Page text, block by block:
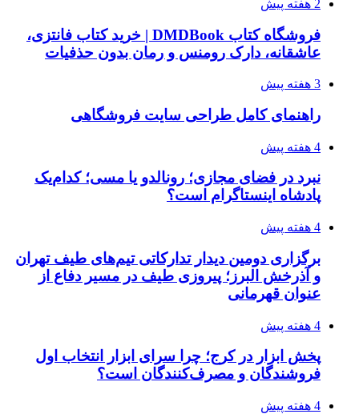
2 هفته پیش
فروشگاه کتاب DMDBook | خرید کتاب فانتزی،
عاشقانه، دارک رومنس و رمان بدون حذفیات
3 هفته پیش
راهنمای کامل طراحی سایت فروشگاهی
4 هفته پیش
نبرد در فضای مجازی؛ رونالدو یا مسی؛ کدام‌یک
پادشاه اینستاگرام است؟
4 هفته پیش
برگزاری دومین دیدار تدارکاتی تیم‌های طیف تهران
و آذرخش البرز؛ پیروزی طیف در مسیر دفاع از
عنوان قهرمانی
4 هفته پیش
پخش ابزار در کرج؛ چرا سرای ابزار انتخاب اول
فروشندگان و مصرف‌کنندگان است؟
4 هفته پیش